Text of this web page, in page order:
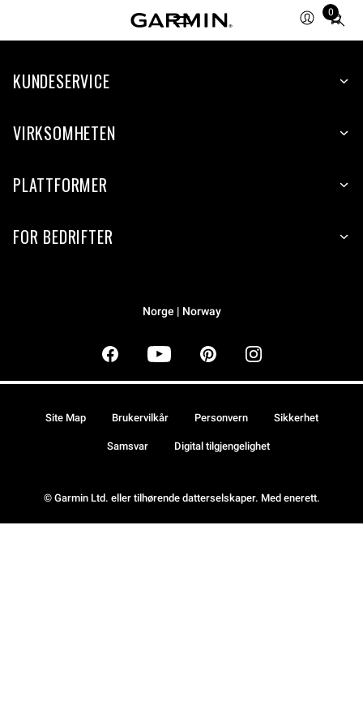
0
Total
items
cart:
KUNDESERVICE
VIRKSOMHETEN
PLATTFORMER
FOR BEDRIFTER
Norge | Norway
© Garmin Ltd. eller tilhørende datterselskaper. Med enerett.
Site Map Brukervilkår Personvern Sikkerhet
Samsvar Digital tilgjengelighet